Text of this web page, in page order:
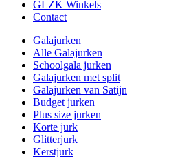
GLZK Winkels
Contact
Galajurken
Alle Galajurken
Schoolgala jurken
Galajurken met split
Galajurken van Satijn
Budget jurken
Plus size jurken
Korte jurk
Glitterjurk
Kerstjurk